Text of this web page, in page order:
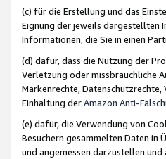
(c) für die Erstellung und das
Eignung der jeweils dargestellten
Informationen, die Sie in einen
(d) dafür, dass die Nutzung der
Verletzung oder missbräuchliche
Markenrechte,
Einhaltung derAmazon Anti-
(e) dafür, die Verwendung von
Besuchern gesammelten Daten in
und angemessen darzustellen